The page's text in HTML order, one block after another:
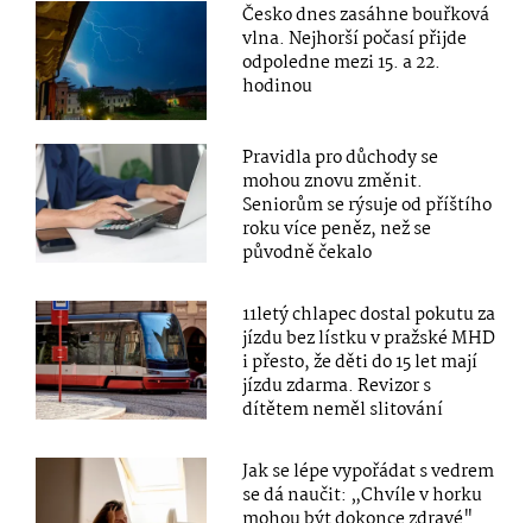
Česko dnes zasáhne bouřková
vlna. Nejhorší počasí přijde
odpoledne mezi 15. a 22.
hodinou
Pravidla pro důchody se
mohou znovu změnit.
Seniorům se rýsuje od příštího
roku více peněz, než se
původně čekalo
11letý chlapec dostal pokutu za
jízdu bez lístku v pražské MHD
i přesto, že děti do 15 let mají
jízdu zdarma. Revizor s
dítětem neměl slitování
Jak se lépe vypořádat s vedrem
se dá naučit: „Chvíle v horku